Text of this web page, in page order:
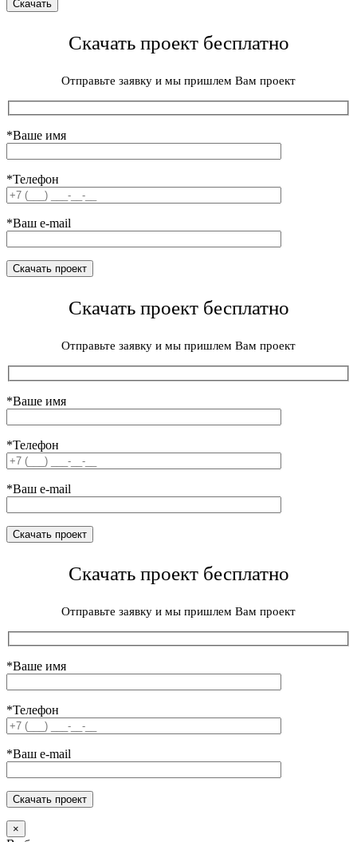
Скачать проект бесплатно
Отправьте заявку и мы пришлем Вам проект
*Ваше имя
*Телефон
*Ваш e-mail
Скачать проект бесплатно
Отправьте заявку и мы пришлем Вам проект
*Ваше имя
*Телефон
*Ваш e-mail
Скачать проект бесплатно
Отправьте заявку и мы пришлем Вам проект
*Ваше имя
*Телефон
*Ваш e-mail
×